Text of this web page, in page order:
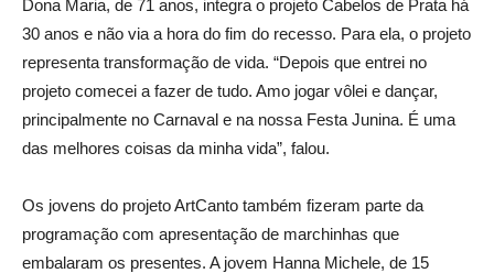
Dona Maria, de 71 anos, integra o projeto Cabelos de Prata há
30 anos e não via a hora do fim do recesso. Para ela, o projeto
representa transformação de vida. “Depois que entrei no
projeto comecei a fazer de tudo. Amo jogar vôlei e dançar,
principalmente no Carnaval e na nossa Festa Junina. É uma
das melhores coisas da minha vida”, falou.
Os jovens do projeto ArtCanto também fizeram parte da
programação com apresentação de marchinhas que
embalaram os presentes. A jovem Hanna Michele, de 15